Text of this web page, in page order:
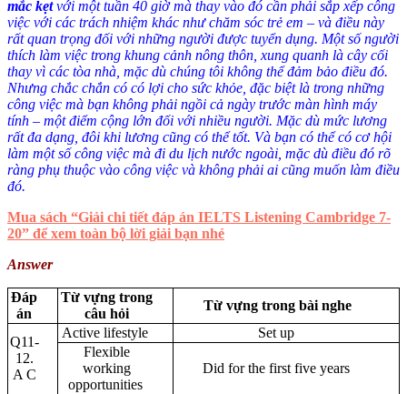
mắc kẹtvới một tuần 40 giờ mà thay vào đó cần phải sắp xếp công
việc với các trách nhiệm khác như chăm sóc trẻ em – và điều này
rất quan trọng đối với những người được tuyển dụng. Một số người
thích làm việc trong khung cảnh nông thôn, xung quanh là cây cối
thay vì các tòa nhà, mặc dù chúng tôi không thể đảm bảo điều đó.
Nhưng chắc chắn có có lợi cho sức khỏe, đặc biệt là trong những
công việc mà bạn không phải ngồi cả ngày trước màn hình máy
tính – một điểm cộng lớn đối với nhiều người. Mặc dù mức lương
rất đa dạng, đôi khi lương cũng có thể tốt. Và bạn có thể có cơ hội
làm một số công việc mà đi du lịch nước ngoài, mặc dù điều đó rõ
ràng phụ thuộc vào công việc và không phải ai cũng muốn làm điều
đó.
Mua sách “Giải chi tiết đáp án IELTS Listening Cambridge 7-
20” để xem toàn bộ lời giải bạn nhé
Answer
Đáp
án
Từ vựng trong
câu hỏi
Từ vựng trong bài nghe
Q11-
12.
A C
Active lifestyle
Set up
Flexible
working
opportunities
Did for the first five years